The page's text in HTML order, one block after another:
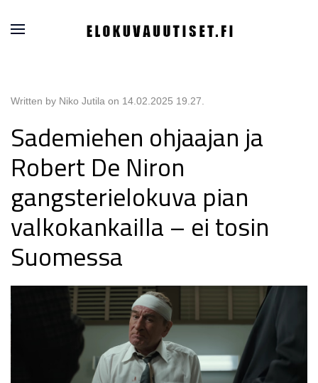
Written by Niko Jutila on 14.02.2025 19.27
Sademiehen ohjaajan ja
Robert De Niron
gangsterielokuva pian
valkokankailla – ei tosin
Suomessa